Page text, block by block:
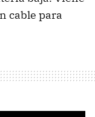
cable para